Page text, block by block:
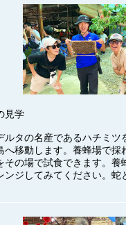
見学
ルタの名産であるハチミ
へ移動します。養蜂場で採
その場で試食できます。養
ンジしてみてください。蛇